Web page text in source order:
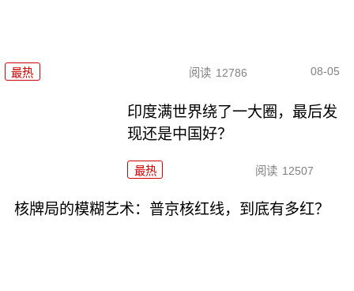
最热 阅读 12786 08-05
印度满世界绕了一大圈，最后发
现还是中国好？
最热 阅读 12507
核牌局的模糊艺术：普京核红线，到底有多红？